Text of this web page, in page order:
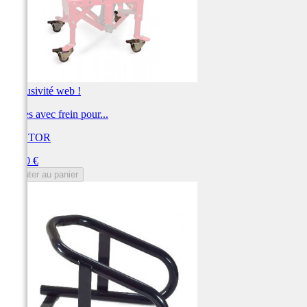
Exclusivité web !
Roues avec frein pour...
VECTOR
64,80 €
Ajouter au panier